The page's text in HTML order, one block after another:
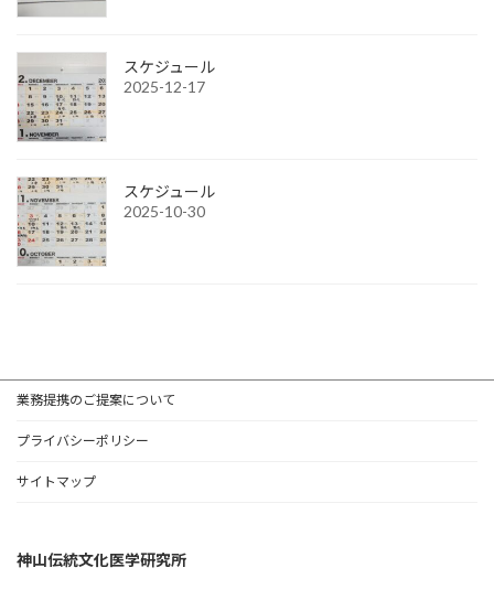
スケジュール
2025-12-17
スケジュール
2025-10-30
業務提携のご提案について
プライバシーポリシー
サイトマップ
神山伝統文化医学研究所